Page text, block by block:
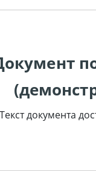
Текст документа